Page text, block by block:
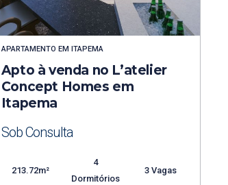
APARTAMENTO EM ITAPEMA
Apto à venda no L’atelier
Concept Homes em
Itapema
Sob Consulta
213.72m²
4
Dormitórios
3 Vagas